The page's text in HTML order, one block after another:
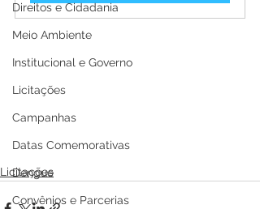
Direitos e Cidadania
Meio Ambiente
Institucional e Governo
Licitações
Campanhas
Datas Comemorativas
Dengue
Convênios e Parcerias
Licitações